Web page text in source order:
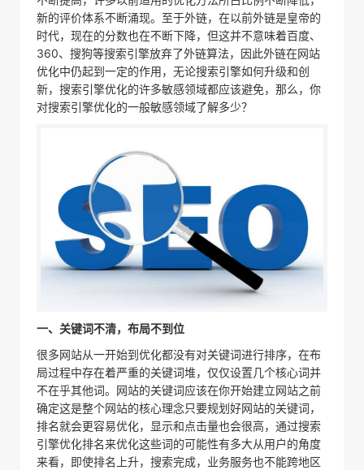
新的评价体系不断涌现。至于外链，在以前外链是皇帝的
时代，现在的分数也在不断下降，但这并不意味着百度、
360、搜狗等搜索引擎放弃了外链算法，因此外链在网站
优化中仍起到一定的作用，无论搜索引擎如何升级和创
新，搜索引擎优化的许多敏感领域都应该避免，那么，你
对搜索引擎优化的一般敏感领域了解多少？
一、关键词不清，布局不到位
很多网站从一开始到优化都没有对关键词进行排序，在布
局过程中存在着严重的关键词堆，仅仅设置几个核心词并
不在乎其他词。网站的关键词应该在你开始建立网站之前
确定这是整个网站的核心理念只要规划好网站的关键词，
排名就会更容易优化，显示和点击量也会很高，通过搜索
引擎优化排名来优化这些词的可能性有多大从用户的角度
来看，即使排名上升，搜索完成，业务服务也不能跨地区